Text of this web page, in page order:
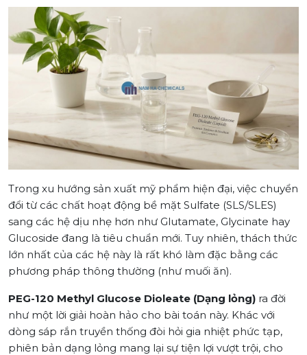
Trong xu hướng sản xuất mỹ phẩm hiện đại, việc chuyển
đổi từ các chất hoạt động bề mặt Sulfate (SLS/SLES)
sang các hệ dịu nhẹ hơn như Glutamate, Glycinate hay
Glucoside đang là tiêu chuẩn mới. Tuy nhiên, thách thức
lớn nhất của các hệ này là rất khó làm đặc bằng các
phương pháp thông thường (như muối ăn).
PEG-120 Methyl Glucose Dioleate (Dạng lỏng) ra đời
như một lời giải hoàn hảo cho bài toán này. Khác với
dòng sáp rắn truyền thống đòi hỏi gia nhiệt phức tạp,
phiên bản dạng lỏng mang lại sự tiện lợi vượt trội, cho